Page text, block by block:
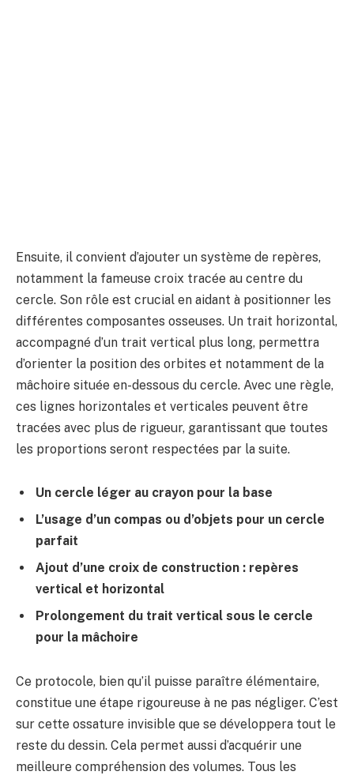
Ensuite, il convient d’ajouter un système de repères,
notamment la fameuse croix tracée au centre du
cercle. Son rôle est crucial en aidant à positionner les
différentes composantes osseuses. Un trait horizontal,
accompagné d’un trait vertical plus long, permettra
d’orienter la position des orbites et notamment de la
mâchoire située en-dessous du cercle. Avec une règle,
ces lignes horizontales et verticales peuvent être
tracées avec plus de rigueur, garantissant que toutes
les proportions seront respectées par la suite.
Un cercle léger au crayon pour la base
L’usage d’un compas ou d’objets pour un cercle
parfait
Ajout d’une croix de construction : repères
vertical et horizontal
Prolongement du trait vertical sous le cercle
pour la mâchoire
Ce protocole, bien qu’il puisse paraître élémentaire,
constitue une étape rigoureuse à ne pas négliger. C’est
sur cette ossature invisible que se développera tout le
reste du dessin. Cela permet aussi d’acquérir une
meilleure compréhension des volumes. Tous les